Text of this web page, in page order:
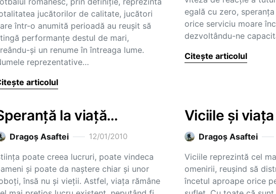
jucătorilor de calitate, jucători
într-o anumită perioadă au reuşit să
performanţe destul de mari,
şi un renume în întreaga lume.
reprezentative…
articolul
egală cu zero,
orice serviciu moare
dezvoltându-ne
Citește articolul
la viaţă…
Dragoş Asaftei 12/01/2010
poate creea lucruri, poate vindeca
şi poate da naştere chiar şi unor
însă nu şi vieţii. Astfel, viaţa rămâne
Viciile şi
Dragoş Asaftei
Viciile reprezintă cel
omenirii, reuşind să
încetul aproape orice